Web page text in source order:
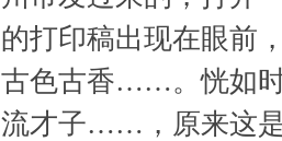
的打印稿出现在眼前
古色古香……。恍如时
流才子……，原来这是